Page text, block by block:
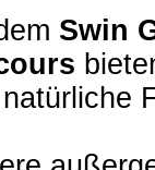
Swin